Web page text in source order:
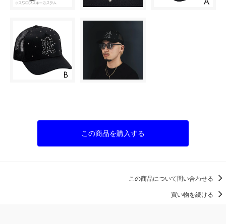
この商品を購入する
この商品について問い合わせる
買い物を続ける